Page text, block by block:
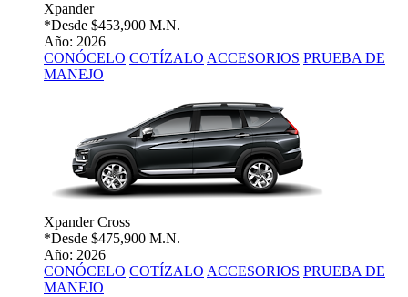
Xpander
*Desde $453,900 M.N.
Año: 2026
CONÓCELO COTÍZALO ACCESORIOS PRUEBA DE
MANEJO
Xpander Cross
*Desde $475,900 M.N.
Año: 2026
CONÓCELO COTÍZALO ACCESORIOS PRUEBA DE
MANEJO